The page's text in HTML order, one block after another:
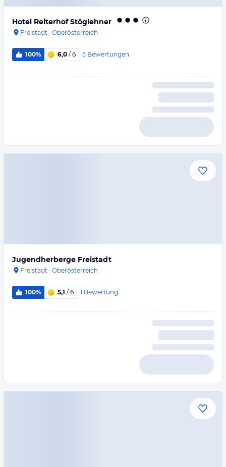
Hotel Reiterhof Stöglehner
Freistadt · Oberösterreich
100% 6,0 / 6 5 Bewertungen
Jugendherberge Freistadt
Freistadt · Oberösterreich
100% 5,1 / 6 1 Bewertung